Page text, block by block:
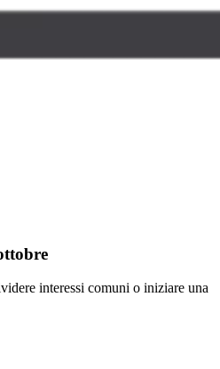
interessi comuni o iniziare una